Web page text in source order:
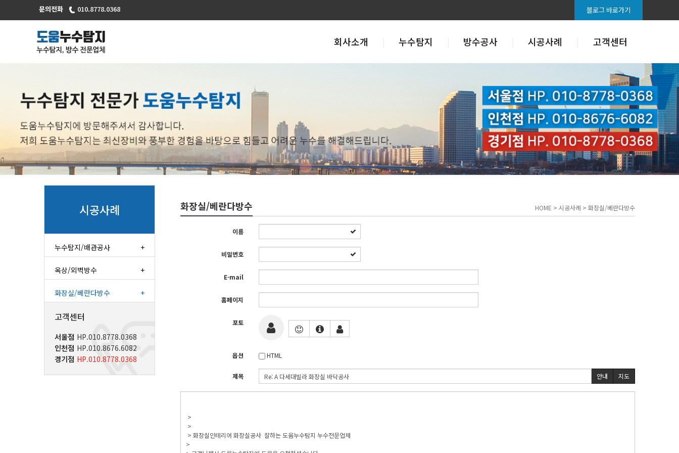
문의전화 010.8778.0368 블로그 바로가기
회사소개 누수탐지 방수공사 시공사례 고객센터
시공사례
누수탐지/배관공사 +
옥상/외벽방수 +
화장실/베란다방수 +
고객센터
서울점 HP.010.8778.0368
인천점 HP.010.8676.6082
경기점 HP.010.8778.0368
HOME > 시공사례 > 화장실/베란다방수
화장실/베란다방수
이름
비밀번호
E-mail
홈페이지
포토
옵션 HTML
제목 안내 지도